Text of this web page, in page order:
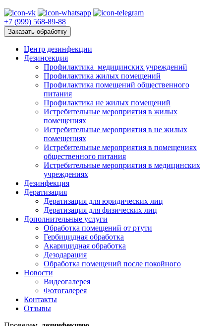
+7 (999) 568-89-88
Заказать обработку
Центр дезинфекции
Дезинсекция
Профилактика медицинских учреждений
Профилактика жилых помещений
Профилактика помещений общественного
питания
Профилактика не жилых помещений
Истребительные мероприятия в жилых
помещениях
Истребительные мероприятия в не жилых
помещениях
Истребительные мероприятия в помещениях
общественного питания
Истребительные мероприятия в медицинских
учреждениях
Дезинфекция
Дератизация
Дератизация для юридических лиц
Дератизация для физических лиц
Дополнительные услуги
Обработка помещений от ртути
Гербицидная обработка
Акарицидная обработка
Дезодарация
Обработка помещений после покойного
Новости
Видеогалерея
Фотогалерея
Контакты
Отзывы